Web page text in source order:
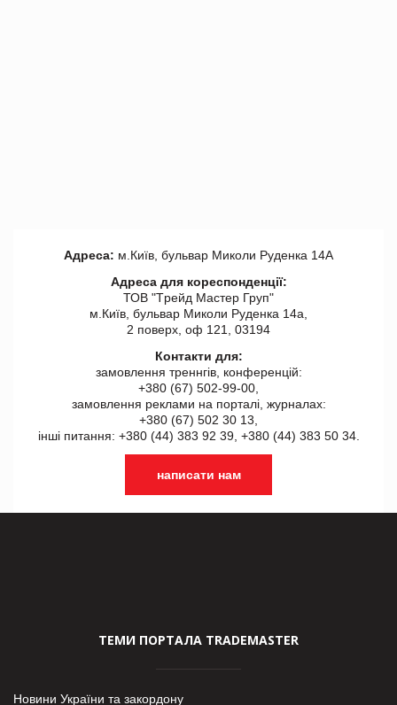
Адреса: м.Київ, бульвар Миколи Руденка 14А
Адреса для кореспонденції:
ТОВ "Tрейд Мастер Груп"
м.Київ, бульвар Миколи Руденка 14а,
2 поверх, оф 121, 03194
Контакти для:
замовлення треннгів, конференцій:
+380 (67) 502-99-00,
замовлення реклами на порталі, журналах:
+380 (67) 502 30 13,
інші питання: +380 (44) 383 92 39, +380 (44) 383 50 34.
написати нам
ТЕМИ ПОРТАЛА TRADEMASTER
Новини України та закордону